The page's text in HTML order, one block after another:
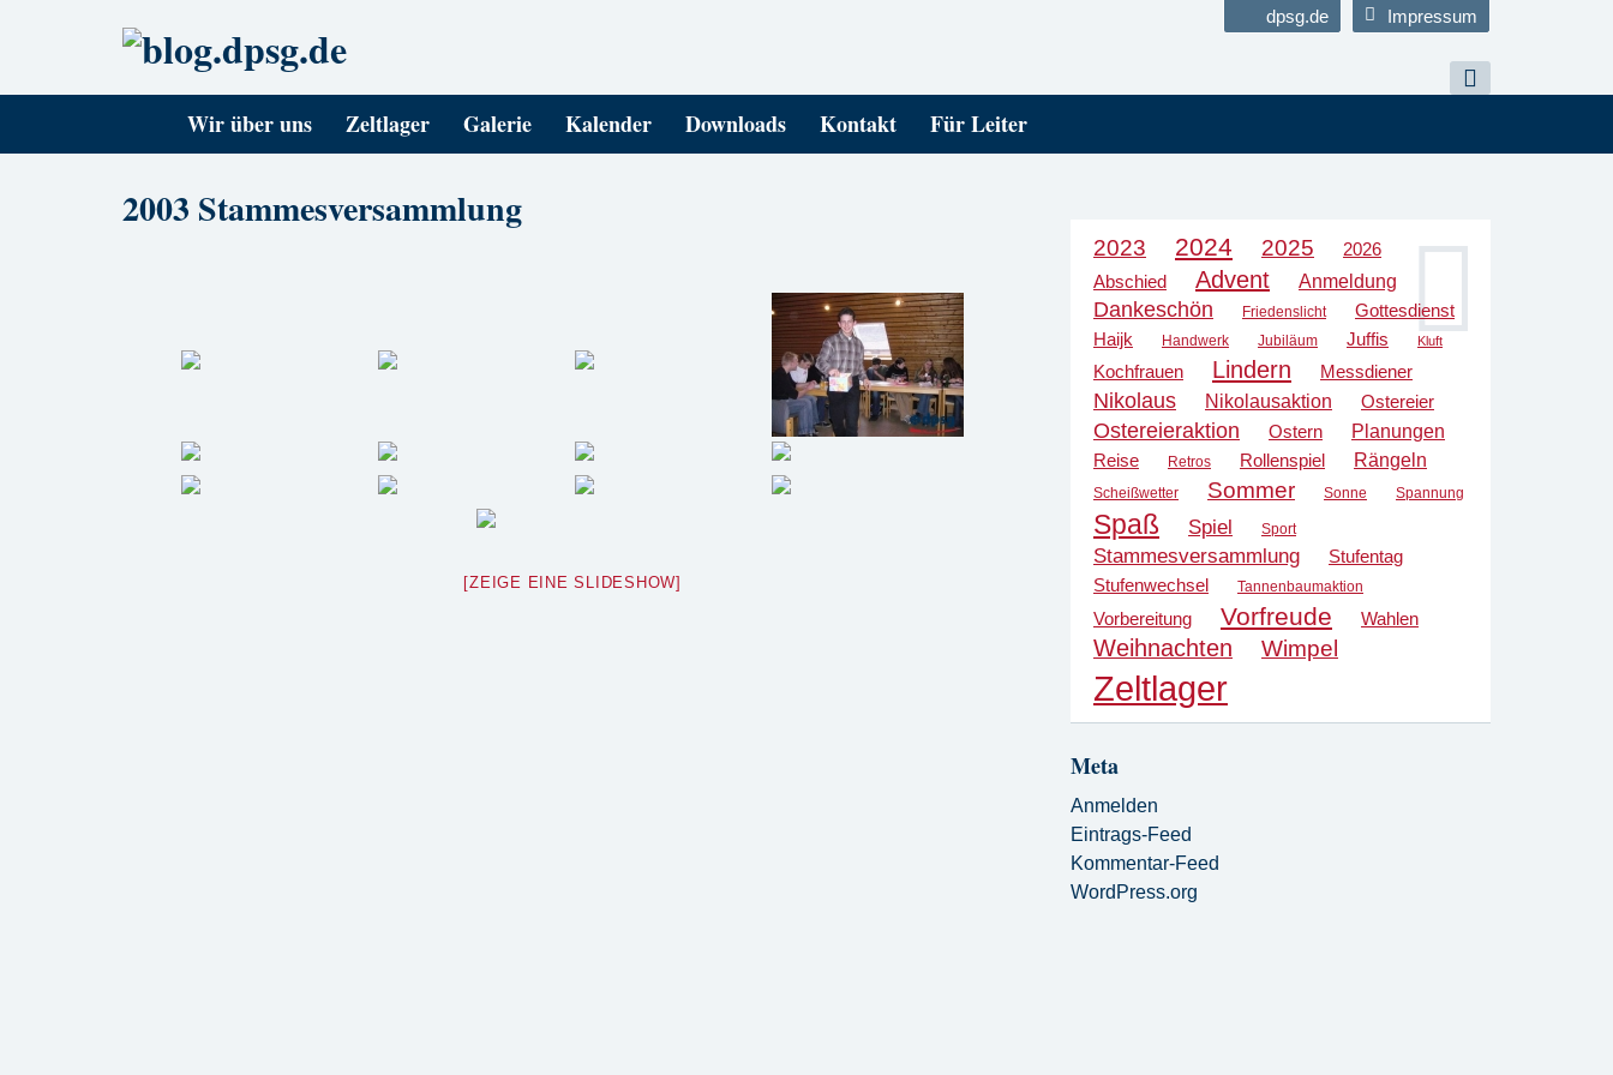
dpsg.de Impressum
Wir über uns Zeltlager Galerie Kalender Downloads Kontakt Für Leiter
2003 Stammesversammlung
[ZEIGE EINE SLIDESHOW]
2023 2024 2025 2026
Abschied Advent Anmeldung
Dankeschön Friedenslicht
Gottesdienst
Haijk
Handwerk Jubiläum Juffis Kluft
Kochfrauen Lindern Messdiener
Nikolaus Nikolausaktion Ostereier
Ostereieraktion Ostern Planungen
Reise Retros Rollenspiel Rängeln
Scheißwetter Sommer Sonne Spannung
Spaß Spiel Sport
Stammesversammlung Stufentag
Stufenwechsel Tannenbaumaktion
Vorbereitung Vorfreude Wahlen
Weihnachten Wimpel
Zeltlager
Meta
Anmelden
Eintrags-Feed
Kommentar-Feed
WordPress.org